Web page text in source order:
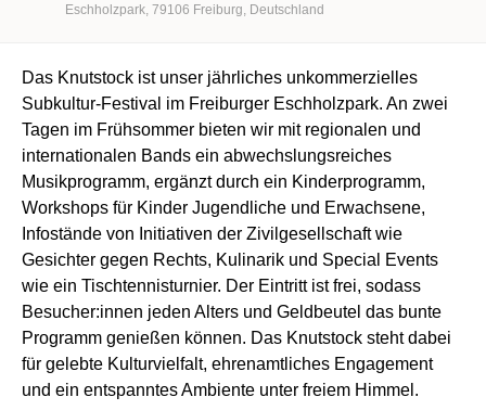
Eschholzpark 79106 Freiburg Deutschland
Das Knutstock ist unser jährliches unkommerzielles
Subkultur-Festival im Freiburger Eschholzpark. An zwei
Tagen im Frühsommer bieten wir mit regionalen und
internationalen Bands ein abwechslungsreiches
Musikprogramm, ergänzt durch ein Kinderprogramm,
Workshops für Kinder Jugendliche und Erwachsene,
Infostände von Initiativen der Zivilgesellschaft wie
Gesichter gegen Rechts, Kulinarik und Special Events
wie ein Tischtennisturnier. Der Eintritt ist frei, sodass
Besucher:innen jeden Alters und Geldbeutel das bunte
Programm genießen können. Das Knutstock steht dabei
für gelebte Kulturvielfalt, ehrenamtliches Engagement
und ein entspanntes Ambiente unter freiem Himmel.